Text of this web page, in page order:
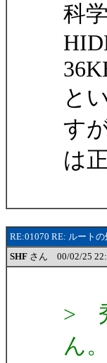
科
と
す
は
RE:01070 RE: ルート
SHF さん 00/02/25
>
ん